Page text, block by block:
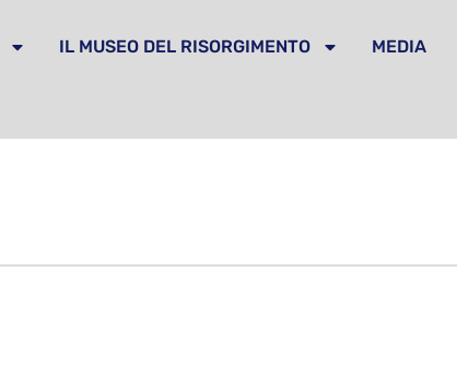
IL MUSEO DEL RISORGIMENTO MEDIA